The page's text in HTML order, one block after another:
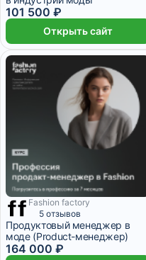
101 500 ₽
Открыть сайт
8 месяцев
Fashion factory
5 отзывов
Продуктовый менеджер в
моде (Product-менеджер)
164 000 ₽